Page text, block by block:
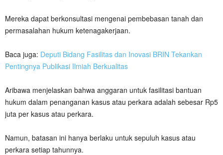
Mereka dapat berkonsultasi mengenai pembebasan tanah dan
permasalahan hukum ketenagakerjaan.
Baca juga: Deputi Bidang Fasilitas dan Inovasi BRIN Tekankan
Pentingnya Publikasi Ilmiah Berkualitas
Aribawa menjelaskan bahwa anggaran untuk fasilitasi bantuan
hukum dalam penanganan kasus atau perkara adalah sebesar Rp5
juta per kasus atau perkara.
Namun, batasan ini hanya berlaku untuk sepuluh kasus atau
perkara setiap tahunnya.